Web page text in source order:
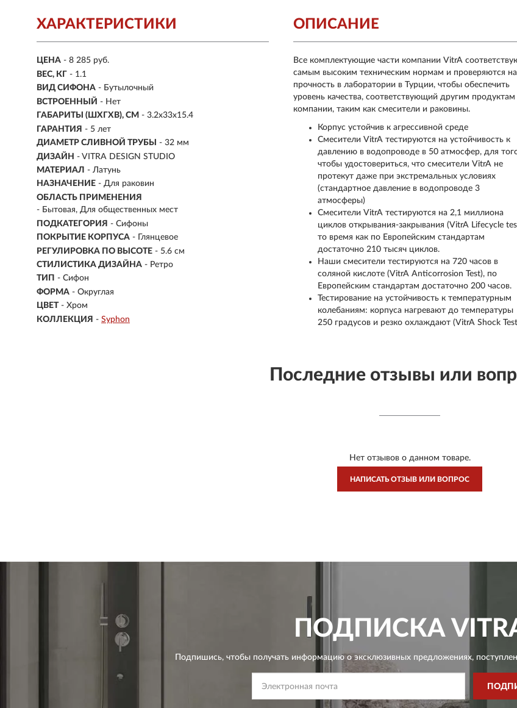
ХАРАКТЕРИСТИКИ
ЦЕНА - 8 285 руб.
ВЕС, КГ - 1.1
ВИД СИФОНА - Бутылочный
ВСТРОЕННЫЙ - Нет
ГАБАРИТЫ (ШХГХВ), СМ - 3.2х33х15.4
ГАРАНТИЯ - 5 лет
ДИАМЕТР СЛИВНОЙ ТРУБЫ
- 32 мм
ДИЗАЙН - VITRA DESIGN STUDIO
МАТЕРИАЛ - Латунь
НАЗНАЧЕНИЕ - Для раковин
ОБЛАСТЬ ПРИМЕНЕНИЯ
- Бытовая, Для общественных мест
ПОДКАТЕГОРИЯ - Сифоны
ПОКРЫТИЕ КОРПУСА - Глянцевое
РЕГУЛИРОВКА ПО ВЫСОТЕ - 5.6 см
СТИЛИСТИКА ДИЗАЙНА - Ретро
ТИП - Сифон
ФОРМА - Округлая
ЦВЕТ - Хром
КОЛЛЕКЦИЯ - Syphon
ОПИСАНИЕ
Все комплектующие части компании VitrA
самым высоким техническим нормам и проверяются на
прочность в лаборатории в Турции, чтобы обеспечить
уровень качества, соответствующий другим продуктам
компании, таким как смесители и раковины.
Корпус устойчив к агрессивной среде
Смесители VitrA тестируются на устойчивость к
давлению в водопроводе в 50 атмосфер, для
чтобы удостовериться, что смесители VitrA не
протекут даже при экстремальных условиях
(стандартное давление в водопроводе 3
атмосферы)
Смесители VitrA тестируются на 2,1 миллиона
циклов открывания-закрывания (VitrA Lifecycle
то время как по Европейским стандартам
достаточно 210 тысяч циклов.
Наши смесители тестируются на 720 часов в
соляной кислоте (VitrA Anticorrosion Test), по
Европейским стандартам достаточно 200 часов.
Тестирование на устойчивость к температурным
колебаниям: корпуса нагревают до температуры
250 градусов и резко охлаждают (VitrA Shock
Последние отзывы или
Нет отзывов о данном товаре.
НАПИСАТЬ ОТЗЫВ ИЛИ ВОПРОС
ПОДПИСКА
Подпишись, чтобы получать информацию о эксклюзивных предложениях,